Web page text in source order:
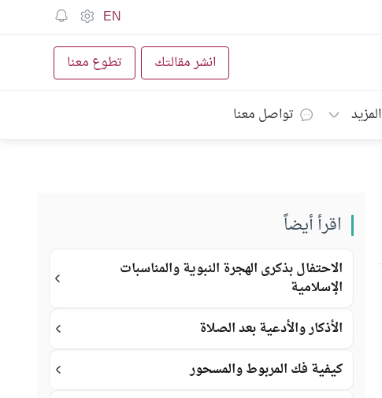
EN
انشر مقالتك تطوع معنا
المزيد تواصل معنا
اقرأ أيضاً
الاحتفال بذكرى الهجرة النبوية والمناسبات
الإسلامية
الأذكار والأدعية بعد الصلاة
كيفية فك المربوط والمسحور